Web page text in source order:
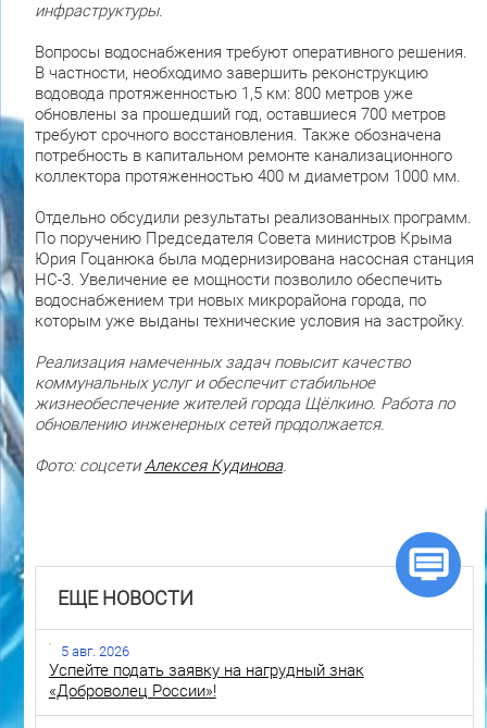
инфраструктуры.
Вопросы водоснабжения требуют оперативного решения.
В частности, необходимо завершить реконструкцию
водовода протяженностью 1,5 км: 800 метров уже
обновлены за прошедший год, оставшиеся 700 метров
требуют срочного восстановления. Также обозначена
потребность в капитальном ремонте канализационного
коллектора протяженностью 400 м диаметром 1000 мм.
Отдельно обсудили результаты реализованных программ.
По поручению Председателя Совета министров Крыма
Юрия Гоцанюка была модернизирована насосная станция
НС-3. Увеличение ее мощности позволило обеспечить
водоснабжением три новых микрорайона города, по
которым уже выданы технические условия на застройку.
Реализация намеченных задач повысит качество
коммунальных услуг и обеспечит стабильное
жизнеобеспечение жителей города Щёлкино. Работа по
обновлению инженерных сетей продолжается.
Фото: соцсетиАлексея Кудинова.
ЕЩЕ НОВОСТИ
5 авг. 2026
Успейте подать заявку на нагрудный знак
«Доброволец России»!